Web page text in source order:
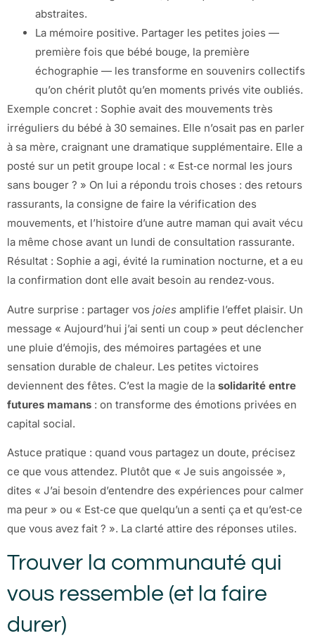
abstraites.
La mémoire positive. Partager les petites joies —
première fois que bébé bouge, la première
échographie — les transforme en souvenirs collectifs
qu’on chérit plutôt qu’en moments privés vite oubliés.
Exemple concret : Sophie avait des mouvements très
irréguliers du bébé à 30 semaines. Elle n’osait pas en parler
à sa mère, craignant une dramatique supplémentaire. Elle a
posté sur un petit groupe local : « Est‑ce normal les jours
sans bouger ? » On lui a répondu trois choses : des retours
rassurants, la consigne de faire la vérification des
mouvements, et l’histoire d’une autre maman qui avait vécu
la même chose avant un lundi de consultation rassurante.
Résultat : Sophie a agi, évité la rumination nocturne, et a eu
la confirmation dont elle avait besoin au rendez‑vous.
Autre surprise : partager vos joies amplifie l’effet plaisir. Un
message « Aujourd’hui j’ai senti un coup » peut déclencher
une pluie d’émojis, des mémoires partagées et une
sensation durable de chaleur. Les petites victoires
deviennent des fêtes. C’est la magie de la solidarité entre
futures mamans : on transforme des émotions privées en
capital social.
Astuce pratique : quand vous partagez un doute, précisez
ce que vous attendez. Plutôt que « Je suis angoissée »,
dites « J’ai besoin d’entendre des expériences pour calmer
ma peur » ou « Est‑ce que quelqu’un a senti ça et qu’est‑ce
que vous avez fait ? ». La clarté attire des réponses utiles.
Trouver la communauté qui
vous ressemble (et la faire
durer)